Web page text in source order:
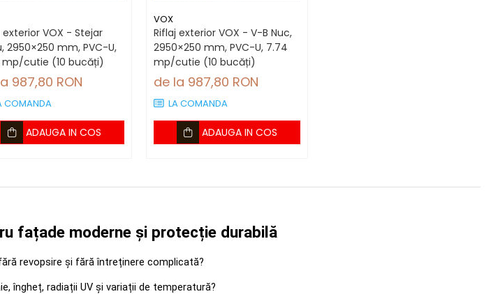
exterior VOX - Stejar
2950×250 mm, PVC-U,
mp/cutie (10 bucăți)
987,80 RON
COMANDA
ADAUGA IN COS
VOX
Riflaj exterior VOX - V-B Nuc,
2950×250 mm, PVC-U, 7.74
mp/cutie (10 bucăți)
de la 987,80 RON
LA COMANDA
ADAUGA IN COS
fațade moderne și protecție durabilă
revopsire și fără întreținere complicată?
îngheț, radiații UV și variații de temperatură?